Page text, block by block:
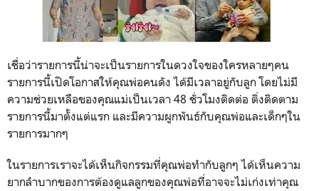
เชื่อว่ารายการนี้น่าจะเป็นรายการในดวงใจของใครหลายๆคน
รายการนี้เปิดโอกาสให้คุณพ่อคนดัง ได้มีเวลาอยู่กับลูก โดยไม่มี
ความช่วยเหลือของคุณแม่เป็นเวลา 48 ชั่วโมงติดต่อ ติ่งติดตาม
รายการนี้มาตั้งแต่แรก และมีความผูกพันธ์กับคุณพ่อและเด็กๆใน
รายการมากๆ
ในรายการเราจะได้เห็นกิจกรรมที่คุณพ่อทำกับลูกๆ ได้เห็นความ
ยากลำบากของการต้องดูแลลูกของคุณพ่อที่อาจจะไม่เก่งเท่าคุณ